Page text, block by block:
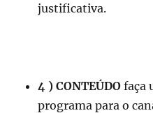
justificativa.
4 ) CONTEÚDO faça
programa para o